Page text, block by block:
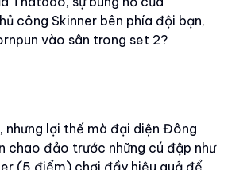
công Skinner bên phía đội bạn,
vào sân trong set 2?
nhưng lợi thế mà đại diện Đông
chao đảo trước những cú đập như
(5 điểm) chơi đầy hiệu quả để